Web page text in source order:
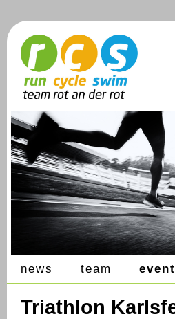
news team
Triathlon